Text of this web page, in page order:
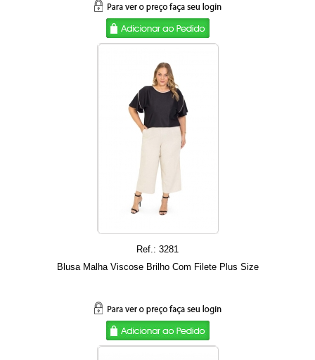
Ref.: 3281
Blusa Malha Viscose Brilho Com Filete Plus Size